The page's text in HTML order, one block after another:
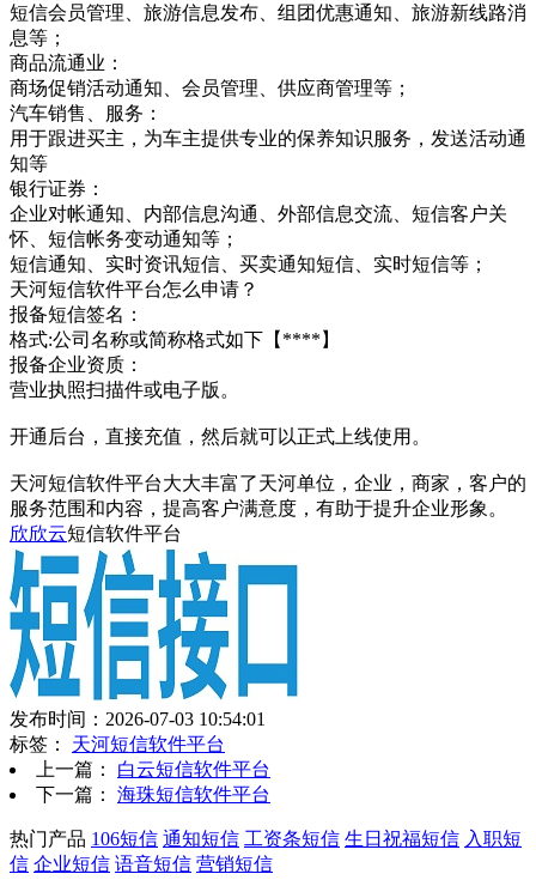
短信会员管理、旅游信息发布、组团优惠通知、旅游新线路消
息等；
商品流通业：
商场促销活动通知、会员管理、供应商管理等；
汽车销售、服务：
用于跟进买主，为车主提供专业的保养知识服务，发送活动通
知等
银行证券：
企业对帐通知、内部信息沟通、外部信息交流、短信客户关
怀、短信帐务变动通知等；
短信通知、实时资讯短信、买卖通知短信、实时短信等；
天河短信软件平台怎么申请？
报备短信签名：
格式:公司名称或简称格式如下【****】
报备企业资质：
营业执照扫描件或电子版。
开通后台，直接充值，然后就可以正式上线使用。
天河短信软件平台大大丰富了天河单位，企业，商家，客户的
服务范围和内容，提高客户满意度，有助于提升企业形象。
欣欣云短信软件平台
发布时间：2026-07-03 10:54:01
标签： 天河短信软件平台
上一篇： 白云短信软件平台
下一篇： 海珠短信软件平台
热门产品 106短信 通知短信 工资条短信 生日祝福短信 入职短
信 企业短信 语音短信 营销短信